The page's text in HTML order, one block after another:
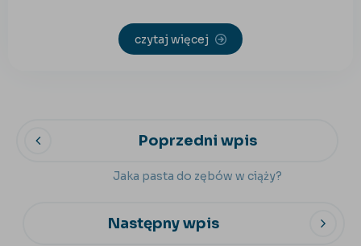
czytaj więcej
Poprzedni wpis
Jaka pasta do zębów w ciąży?
Następny wpis